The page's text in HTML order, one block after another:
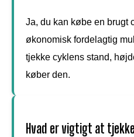
Ja, du kan købe en brugt
økonomisk fordelagtig
tjekke cyklens stand,
køber den.
Hvad er vigtigt at